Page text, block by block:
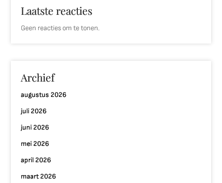
Laatste reacties
Geen reacties om te tonen.
Archief
augustus 2026
juli 2026
juni 2026
mei 2026
april 2026
maart 2026